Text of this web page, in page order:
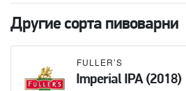
Другие сорта пивоварни
FULLER’S
Imperial IPA (2018)